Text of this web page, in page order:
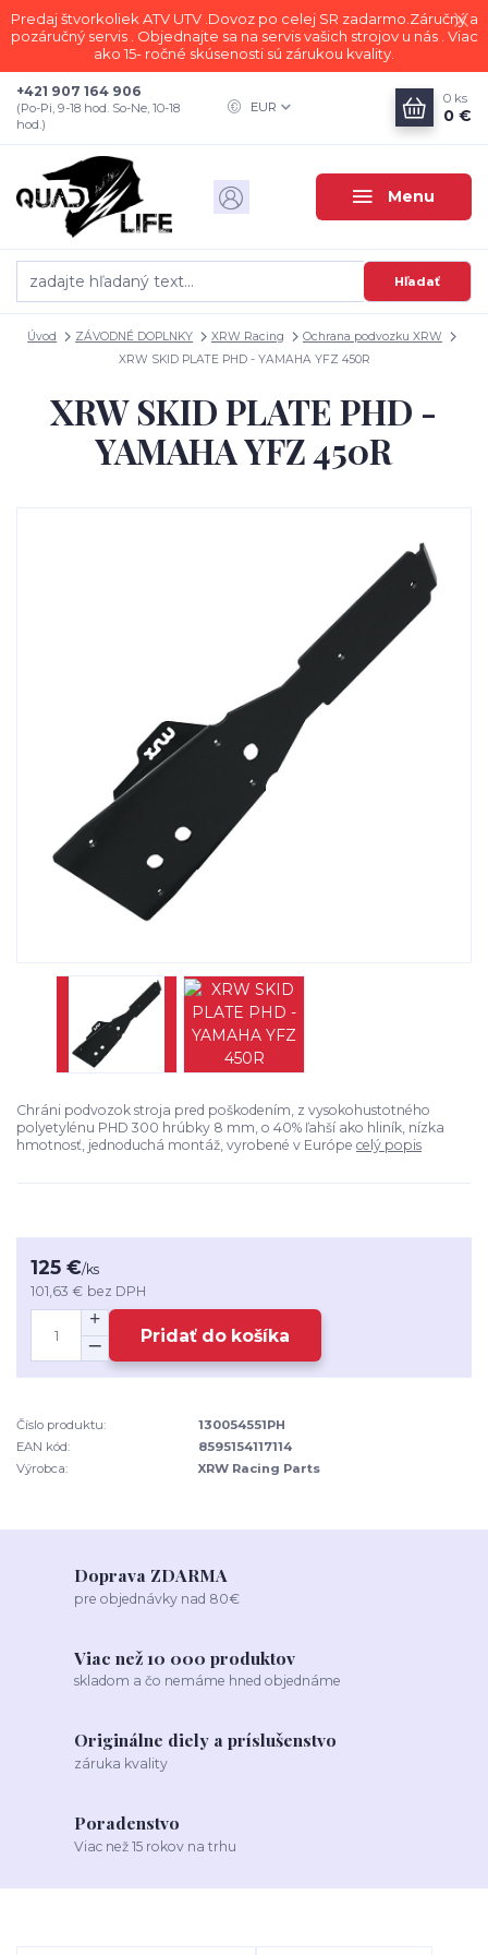
Predaj štvorkoliek ATV UTV .Dovoz po celej SR zadarmo.Záručný a
pozáručný servis . Objednajte sa na servis vašich strojov u nás . Viac
ako 15- ročné skúsenosti sú zárukou kvality.
Menu
EUR
Hľadať
+421 907 164 906
(Po-Pi, 9-18 hod. So-Ne, 10-18
hod.)
0 ks
0 €
Úvod ZÁVODNÉ DOPLNKY XRW Racing
Ochrana podvozku XRW
XRW SKID PLATE PHD - YAMAHA YFZ 450R
XRW SKID PLATE PHD -
YAMAHA YFZ 450R
Chráni podvozok stroja pred poškodením, z vysokohustotného
polyetylénu PHD 300 hrúbky 8 mm, o 40% ľahší ako hliník, nízka
hmotnosť, jednoduchá montáž, vyrobené v Európe celý popis
125 €/ks
101,63 € bez DPH
Pridať do košíka
Číslo produktu:
130054551PH
EAN kód:
8595154117114
Výrobca:
XRW Racing Parts
Doprava ZDARMA
pre objednávky nad 80€
Viac než 10 000 produktov
skladom a čo nemáme hned objednáme
Originálne diely a príslušenstvo
záruka kvality
Poradenstvo
Viac než 15 rokov na trhu